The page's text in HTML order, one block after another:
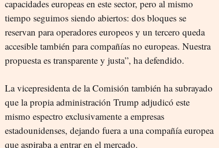
capacidades europeas en este sector, pero al mismo
tiempo seguimos siendo abiertos: dos bloques se
reservan para operadores europeos y un tercero queda
accesible también para compañías no europeas. Nuestra
propuesta es transparente y justa”, ha defendido.
La vicepresidenta de la Comisión también ha subrayado
que la propia administración Trump adjudicó este
mismo espectro exclusivamente a empresas
estadounidenses, dejando fuera a una compañía europea
que aspiraba a entrar en el mercado.